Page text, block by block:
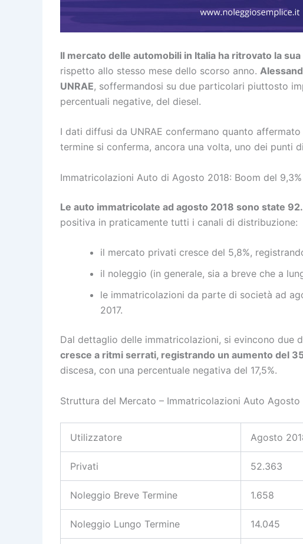
Il mercato delle automobili in Italia ha ritrovato la
rispetto allo stesso mese dello scorso anno.
UNRAE, soffermandosi su due particolari piuttosto
percentuali negative, del diesel.
I dati diffusi da UNRAE confermano quanto
termine si conferma, ancora una volta, uno dei punti
Immatricolazioni Auto di Agosto 2018: Boom del 9,3%
Le auto immatricolate ad agosto 2018 sono state
positiva in praticamente tutti i canali di distribuzione:
il mercato privati cresce del 5,8%,
il noleggio (in generale, sia a breve che a
le immatricolazioni da parte di società ad
2017.
Dal dettaglio delle immatricolazioni, si evincono due
cresce a ritmi serrati, registrando un aumento del
discesa, con una percentuale negativa del 17,5%.
Struttura del Mercato – Immatricolazioni Auto Agosto
Utilizzatore Agosto
Privati 52.363
Noleggio Breve Termine 1.658
Noleggio Lungo Termine 14.045